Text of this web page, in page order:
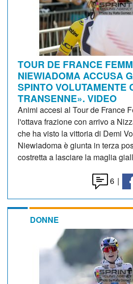
TOUR DE FRANCE
NIEWIADOMA ACCUSA
SPINTO VOLUTAMENTE
TRANSENNE». VIDEO
Animi accesi al Tour de France
l'ottava frazione con arrivo a
che ha visto la vittoria di Demi
Niewiadoma è giunta in terza
costretta a lasciare la maglia
6 |
DONNE